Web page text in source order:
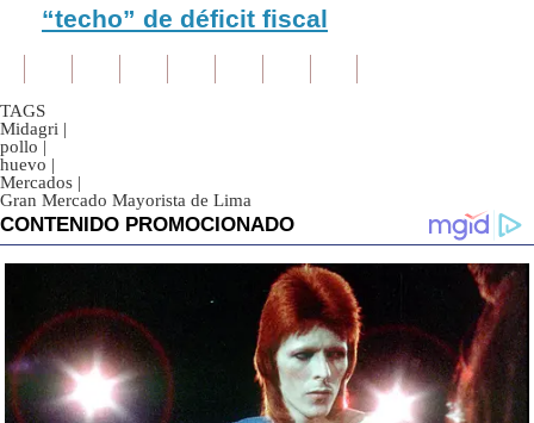
“techo” de déficit fiscal
TAGS
Midagri |
pollo |
huevo |
Mercados |
Gran Mercado Mayorista de Lima